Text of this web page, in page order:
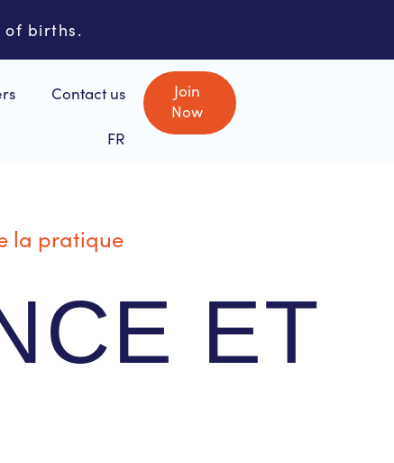
of births.
Contact us
FR
Join
Now
ET